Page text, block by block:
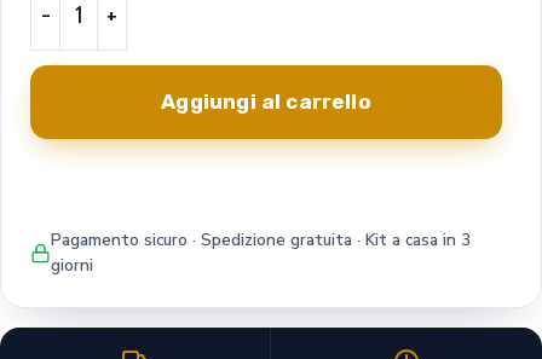
Aggiungi al carrello
Pagamento sicuro · Spedizione gratuita · Kit a casa in 3
giorni